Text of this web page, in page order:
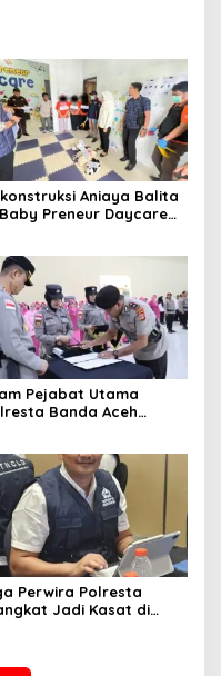
Aniaya Balita
Preneur Daycare
Pejabat Utama
Banda Aceh
Perwira Polresta
Jadi Kasat di